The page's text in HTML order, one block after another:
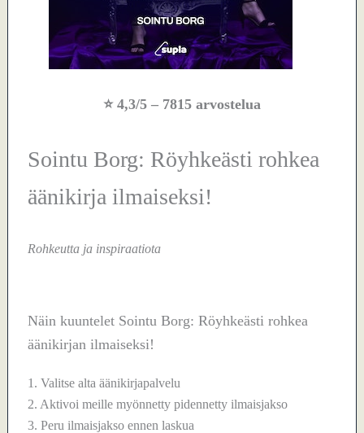
⭐ 4,3/5 – 7815 arvostelua
Sointu Borg: Röyhkeästi rohkea
äänikirja ilmaiseksi!
Rohkeutta ja inspiraatiota
Näin kuuntelet Sointu Borg: Röyhkeästi rohkea
äänikirjan ilmaiseksi!
1. Valitse alta äänikirjapalvelu
2. Aktivoi meille myönnetty pidennetty ilmaisjakso
3. Peru ilmaisjakso ennen laskua